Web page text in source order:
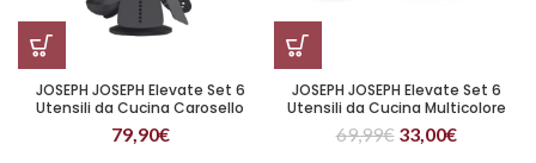
JOSEPH JOSEPH Elevate Set 6
Utensili da Cucina Carosello
Verde
79,90€
JOSEPH JOSEPH Elevate Set 6
Utensili da Cucina Multicolore
69,99€ 33,00€